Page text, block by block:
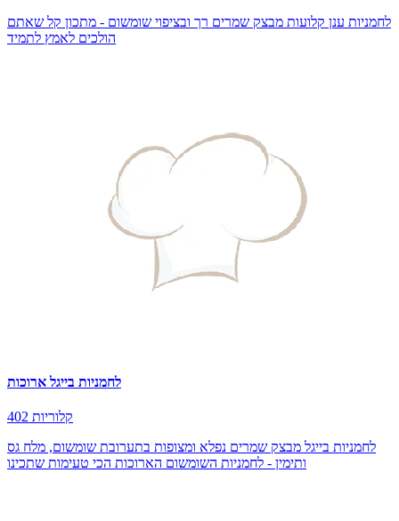
לחמניות ענן קלועות מבצק שמרים רך ובציפוי שומשום - מתכון קל שאתם
הולכים לאמץ לתמיד
לחמניות בייגל ארוכות
402 קלוריות
לחמניות בייגל מבצק שמרים נפלא ומצופות בתערובת שומשום, מלח גס
ותימין - לחמניות השומשום הארוכות הכי טעימות שתכינו